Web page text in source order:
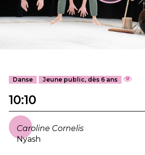
Danse Jeune public, dès 6 ans
10:10
Caroline Cornelis
Nyash